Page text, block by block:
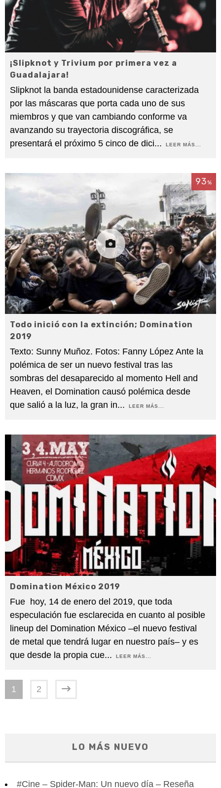
¡Slipknot y Trivium por primera vez a
Guadalajara!
Slipknot la banda estadounidense caracterizada
por las máscaras que porta cada uno de sus
miembros y que van cambiando conforme va
avanzando su trayectoria discográfica, se
presentará el próximo 5 cinco de dici... LEER MÁS...
93%
Todo inició con la extinción; Domination
2019
Texto: Sunny Muñoz. Fotos: Fanny López Ante la
polémica de ser un nuevo festival tras las
sombras del desaparecido al momento Hell and
Heaven, el Domination causó polémica desde
que salió a la luz, la gran in... LEER MÁS...
Domination México 2019
Fue hoy, 14 de enero del 2019, que toda
especulación fue esclarecida en cuanto al posible
lineup del Domination México –el nuevo festival
de metal que tendrá lugar en nuestro país– y es
que desde la propia cue... LEER MÁS...
1 2
LO MÁS NUEVO
#Cine – Spider-Man: Un nuevo día – Reseña